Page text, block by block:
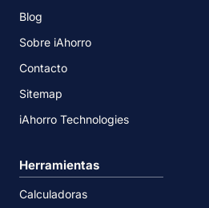
Blog
Sobre iAhorro
Contacto
Sitemap
iAhorro Technologies
Herramientas
Calculadoras